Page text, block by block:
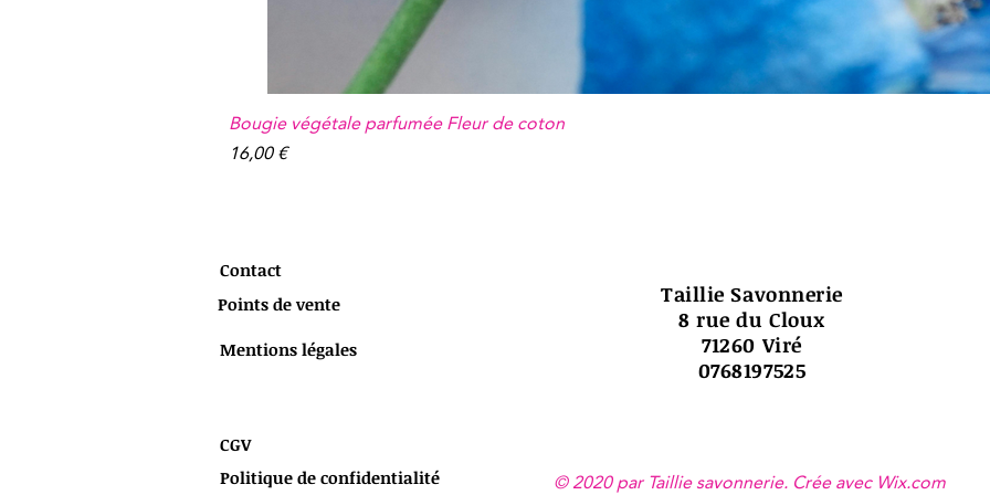
Bougie végétale parfumée Fleur de coton
Prix
16,00 €
Contact
Points de vente
Mentions légales
Taillie Savonnerie
8 rue du Cloux
71260 Viré
0768197525
CGV
Politique de confidentialité
© 2020 par Taillie savonnerie. Crée avecWix.com